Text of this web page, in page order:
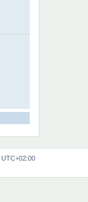
UTC+02:00